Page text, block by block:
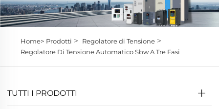
Home> Prodotti > Regolatore di Tensione>
Regolatore Di Tensione Automatico Sbw A Tre Fasi
TUTTI I PRODOTTI